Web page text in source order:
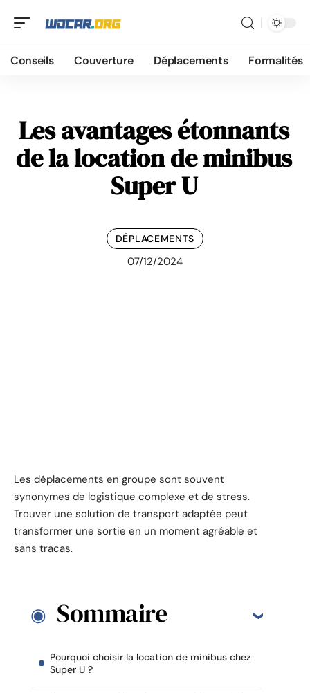
Conseils Couverture Déplacements Formalités
Les avantages étonnants
de la location de minibus
Super U
DÉPLACEMENTS
07/12/2024
Les déplacements en groupe sont souvent
synonymes de logistique complexe et de stress.
Trouver une solution de transport adaptée peut
transformer une sortie en un moment agréable et
sans tracas.
Sommaire
Pourquoi choisir la location de minibus chez
Super U ?